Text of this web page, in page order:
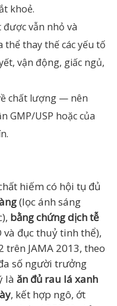
khoẻ.
vẫn nhỏ và
thay thế các yếu tố
vận động, giấc ngủ,
chất lượng — nên
GMP/USP hoặc của
hiếm có hội tụ đủ
(lọc ánh sáng
bằng chứng dịch tễ
đục thuỷ tinh thể),
trên JAMA 2013, theo
số người trưởng
là ăn đủ rau lá xanh
, kết hợp ngô, ớt